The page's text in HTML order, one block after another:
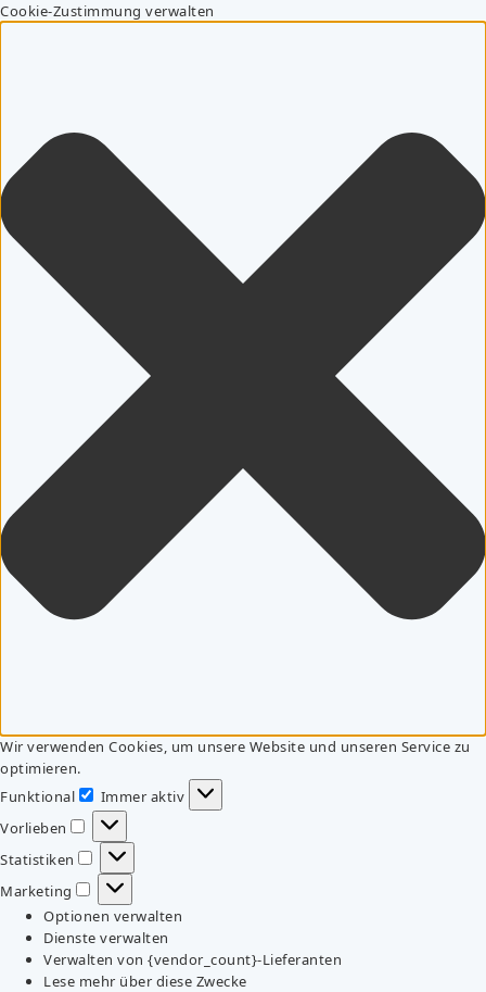
Cookie-Zustimmung verwalten
Wir verwenden Cookies, um unsere Website und unseren Service zu
optimieren.
Funktional
Funktional
Immer aktiv
Vorlieben
Vorlieben
Statistiken
Statistiken
Marketing
Marketing
Optionen verwalten
Dienste verwalten
Verwalten von {vendor_count}-Lieferanten
Lese mehr über diese Zwecke